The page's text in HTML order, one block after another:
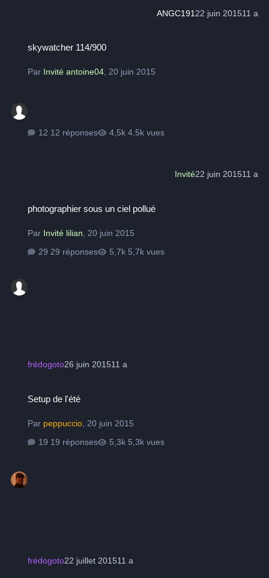
ANGC191 22 juin 201511 a
skywatcher 114/900
Par Invité antoine04 20 juin 2015
12 réponses 4,5k vues
Invité22 juin 201511 a
photographier sous un ciel pollué
Par Invité lilian
20 juin 2015
29 réponses
5,7k vues
frédogoto26 juin 201511 a
Setup de l'été
Par peppuccio 20 juin 2015
19 réponses
5,3k vues
frédogoto22 juillet 201511 a